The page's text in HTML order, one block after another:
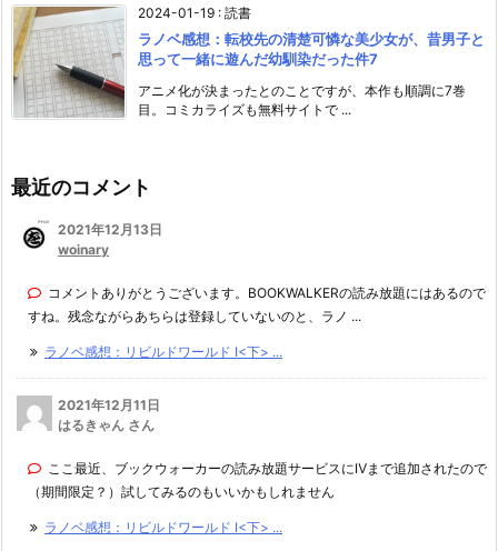
2024-01-19 : 読書
ラノベ感想：転校先の清楚可憐な美少女が、昔男子と
思って一緒に遊んだ幼馴染だった件7
アニメ化が決まったとのことですが、本作も順調に7巻
目。コミカライズも無料サイトで ...
最近のコメント
2021年12月13日
woinary
コメントありがとうございます。BOOKWALKERの読み放題にはあるので
すね。残念ながらあちらは登録していないのと、ラノ ...
ラノベ感想：リビルドワールド I<下> ...
2021年12月11日
はるきゃん さん
ここ最近、ブックウォーカーの読み放題サービスにⅣまで追加されたので
（期間限定？）試してみるのもいいかもしれません
ラノベ感想：リビルドワールド I<下> ...